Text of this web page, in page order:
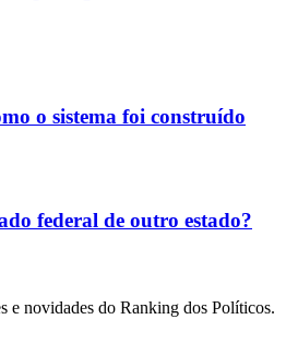
o sistema foi construído
federal de outro estado?
e novidades do Ranking dos Políticos.